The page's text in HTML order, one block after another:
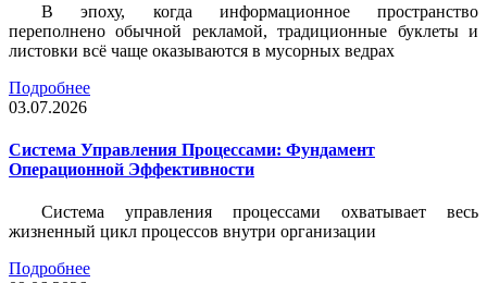
В эпоху, когда информационное пространство
переполнено обычной рекламой, традиционные буклеты и
листовки всё чаще оказываются в мусорных ведрах
Подробнее
03.07.2026
Система Управления Процессами: Фундамент
Операционной Эффективности
Система управления процессами охватывает весь
жизненный цикл процессов внутри организации
Подробнее